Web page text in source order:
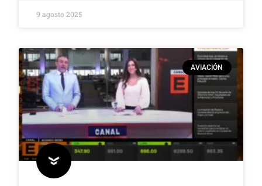
9 agosto 2025
AVIACIÓN